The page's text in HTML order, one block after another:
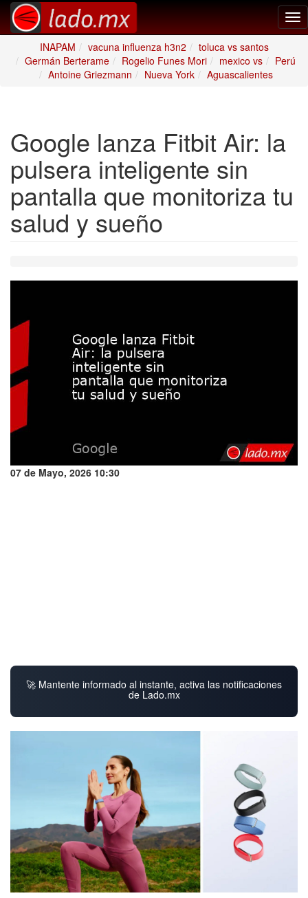
INAPAM
vacuna influenza h3n2
toluca vs santos
Germán Berterame
Rogelio Funes Mori mexico vs
Perú
Antoine Griezmann
Nueva York Aguascalientes
Google lanza Fitbit Air: la
pulsera inteligente sin
pantalla que monitoriza tu
salud y sueño
07 de Mayo, 2026 10:30
🚀 Mantente informado al instante, activa las notificaciones
de Lado.mx